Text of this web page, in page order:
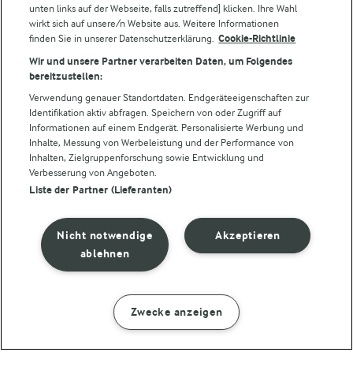
ZUBEREITUNG ZUTATEN
Folge uns!
Cookie Wahl wieder öffnen
Datenschutzbestimmungen
unten links auf der Webseite, falls zutreffend] klicken. Ihre Wahl
wirkt sich auf unsere/n Website aus. Weitere Informationen
finden Sie in unserer Datenschutzerklärung. Cookie-Richtlinie
Wir und unsere Partner verarbeiten Daten, um Folgendes
bereitzustellen:
Verwendung genauer Standortdaten. Endgeräteeigenschaften zur
Identifikation aktiv abfragen. Speichern von oder Zugriff auf
Informationen auf einem Endgerät. Personalisierte Werbung und
Inhalte, Messung von Werbeleistung und der Performance von
Inhalten, Zielgruppenforschung sowie Entwicklung und
Verbesserung von Angeboten.
Liste der Partner (Lieferanten)
Akzeptieren
Nicht notwendige
ablehnen
Zwecke anzeigen